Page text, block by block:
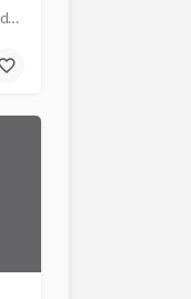
Odkryj modne i tanie ciuchy w sklepie w Lublińcu. Najlepsza odzież w doskonałych cenach!